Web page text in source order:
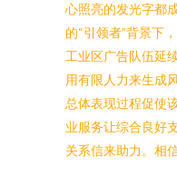
心照亮的发光字都
的“引领者”背景下
工业区广告队伍延
用有限人力来生成
总体表现过程促使
业服务让综合良好
关系信来助力。相